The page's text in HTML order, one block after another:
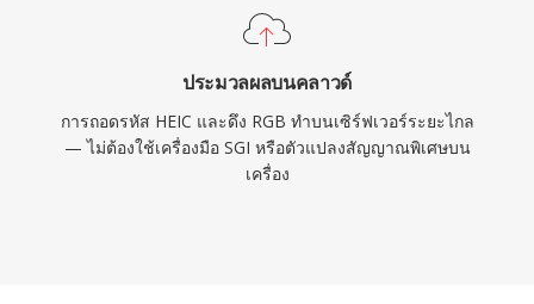
ประมวลผลบนคลาวด์
การถอดรหัส HEIC และดึง RGB ทำบนเซิร์ฟเวอร์ระยะไกล
— ไม่ต้องใช้เครื่องมือ SGI หรือตัวแปลงสัญญาณพิเศษบน
เครื่อง